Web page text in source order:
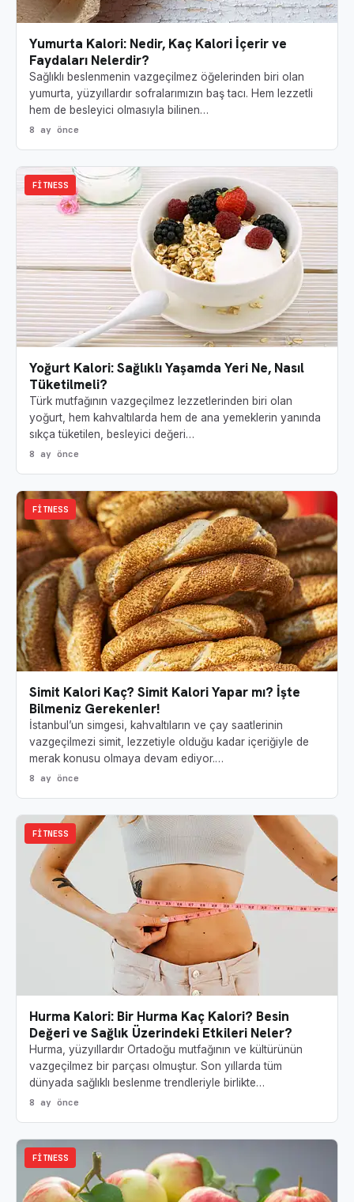
Yumurta Kalori: Nedir, Kaç Kalori İçerir ve
Faydaları Nelerdir?
Sağlıklı beslenmenin vazgeçilmez öğelerinden biri olan
yumurta, yüzyıllardır sofralarımızın baş tacı. Hem lezzetli
hem de besleyici olmasıyla bilinen…
8 ay önce
FITNESS
Yoğurt Kalori: Sağlıklı Yaşamda Yeri Ne, Nasıl
Tüketilmeli?
Türk mutfağının vazgeçilmez lezzetlerinden biri olan
yoğurt, hem kahvaltılarda hem de ana yemeklerin yanında
sıkça tüketilen, besleyici değeri…
8 ay önce
FITNESS
Simit Kalori Kaç? Simit Kalori Yapar mı? İşte
Bilmeniz Gerekenler!
İstanbul’un simgesi, kahvaltıların ve çay saatlerinin
vazgeçilmezi simit, lezzetiyle olduğu kadar içeriğiyle de
merak konusu olmaya devam ediyor.…
8 ay önce
FITNESS
Hurma Kalori: Bir Hurma Kaç Kalori? Besin
Değeri ve Sağlık Üzerindeki Etkileri Neler?
Hurma, yüzyıllardır Ortadoğu mutfağının ve kültürünün
vazgeçilmez bir parçası olmuştur. Son yıllarda tüm
dünyada sağlıklı beslenme trendleriyle birlikte…
8 ay önce
FITNESS